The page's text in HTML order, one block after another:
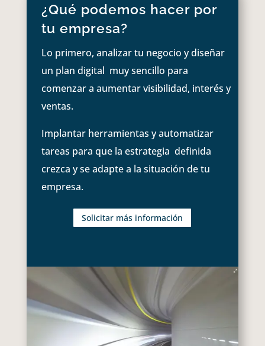
¿Qué podemos hacer por
tu empresa?
Lo primero, analizar tu negocio y diseñar
un plan digital muy sencillo para
comenzar a aumentar visibilidad, interés y
ventas.
Implantar herramientas y automatizar
tareas para que la estrategia definida
crezca y se adapte a la situación de tu
empresa.
Solicitar más información